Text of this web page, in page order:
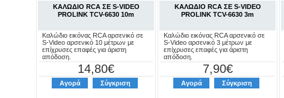
ΚΑΛΩΔΙΟ RCA ΣΕ S-VIDEO
PROLINK TCV-6630 10m
Καλώδιο εικόνας RCA αρσενικό σε
S-Video αρσενικό 10 μέτρων με
επίχρυσες επαφές για άριστη
απόδοση.
14,80€
Αγορά Σύγκριση
ΚΑΛΩΔΙΟ RCA ΣΕ S-VIDEO
PROLINK TCV-6630 3m
Καλώδιο εικόνας RCA αρσενικό σε
S-Video αρσενικό 3 μέτρων με
επίχρυσες επαφές για άριστη
απόδοση.
7,90€
Αγορά Σύγκριση